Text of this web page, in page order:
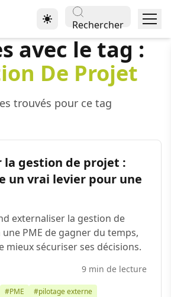
Rechercher
avec le tag :
De Projet
trouvés pour ce tag
la gestion de projet :
un vrai levier pour une
externaliser la gestion de
PME de gagner du temps,
mieux sécuriser ses décisions.
9 min de lecture
#PME
#pilotage externe